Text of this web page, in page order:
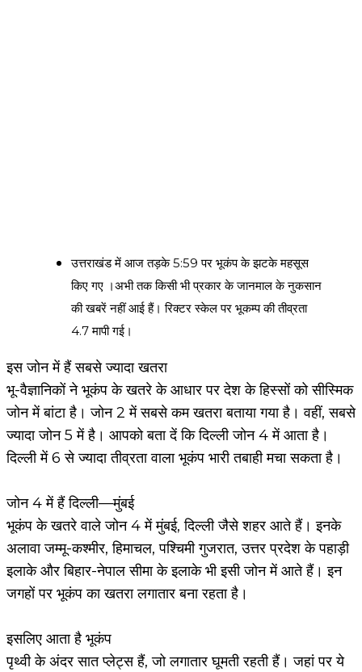
उत्तराखंड में आज तड़के 5:59 पर भूकंप के झटके महसूस
किए गए ।अभी तक किसी भी प्रकार के जानमाल के नुकसान
की खबरें नहीं आई हैं। रिक्टर स्केल पर भूकम्प की तीव्रता
4.7 मापी गई।
इस जोन में हैं सबसे ज्यादा खतरा
भू-वैज्ञानिकों ने भूकंप के खतरे के आधार पर देश के हिस्सों को सीस्मिक
जोन में बांटा है। जोन 2 में सबसे कम खतरा बताया गया है। वहीं, सबसे
ज्यादा जोन 5 में है। आपको बता दें कि दिल्ली जोन 4 में आता है।
दिल्ली में 6 से ज्यादा तीव्रता वाला भूकंप भारी तबाही मचा सकता है।
जोन 4 में हैं दिल्ली—मुंबई
भूकंप के खतरे वाले जोन 4 में मुंबई, दिल्ली जैसे शहर आते हैं। इनके
अलावा जम्मू-कश्मीर, हिमाचल, पश्चिमी गुजरात, उत्तर प्रदेश के पहाड़ी
इलाके और बिहार-नेपाल सीमा के इलाके भी इसी जोन में आते हैं। इन
जगहों पर भूकंप का खतरा लगातार बना रहता है।
इसलिए आता है भूकंप
पृथ्वी के अंदर सात प्लेट्स हैं, जो लगातार घूमती रहती हैं। जहां पर ये